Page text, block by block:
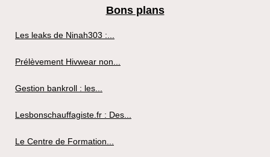
Bons plans
Les leaks de Ninah303 :...
Prélèvement Hivwear non...
Gestion bankroll : les...
Lesbonschauffagiste.fr : Des...
Le Centre de Formation...